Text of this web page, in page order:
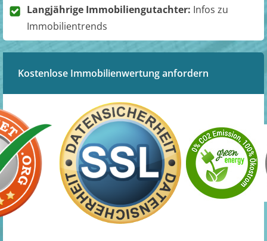
Langjährige Immobiliengutachter: Infos zu
Immobilientrends
Kostenlose Immobilienwertung anfordern